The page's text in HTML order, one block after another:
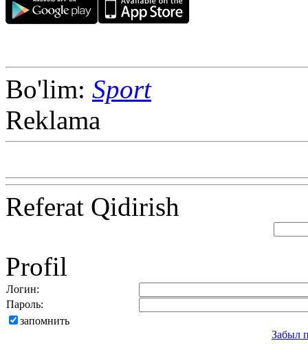
Bo'lim: Sport
Reklama
Referat Qidirish
Profil
Логин:
Пароль:
запомнить
Забыл